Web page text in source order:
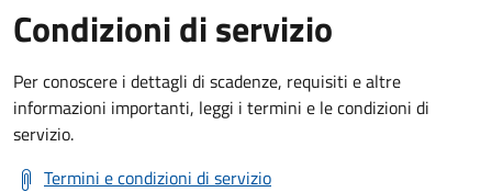
Condizioni di servizio
Per conoscere i dettagli di scadenze, requisiti e altre
informazioni importanti, leggi i termini e le condizioni di
servizio.
Termini e condizioni di servizio